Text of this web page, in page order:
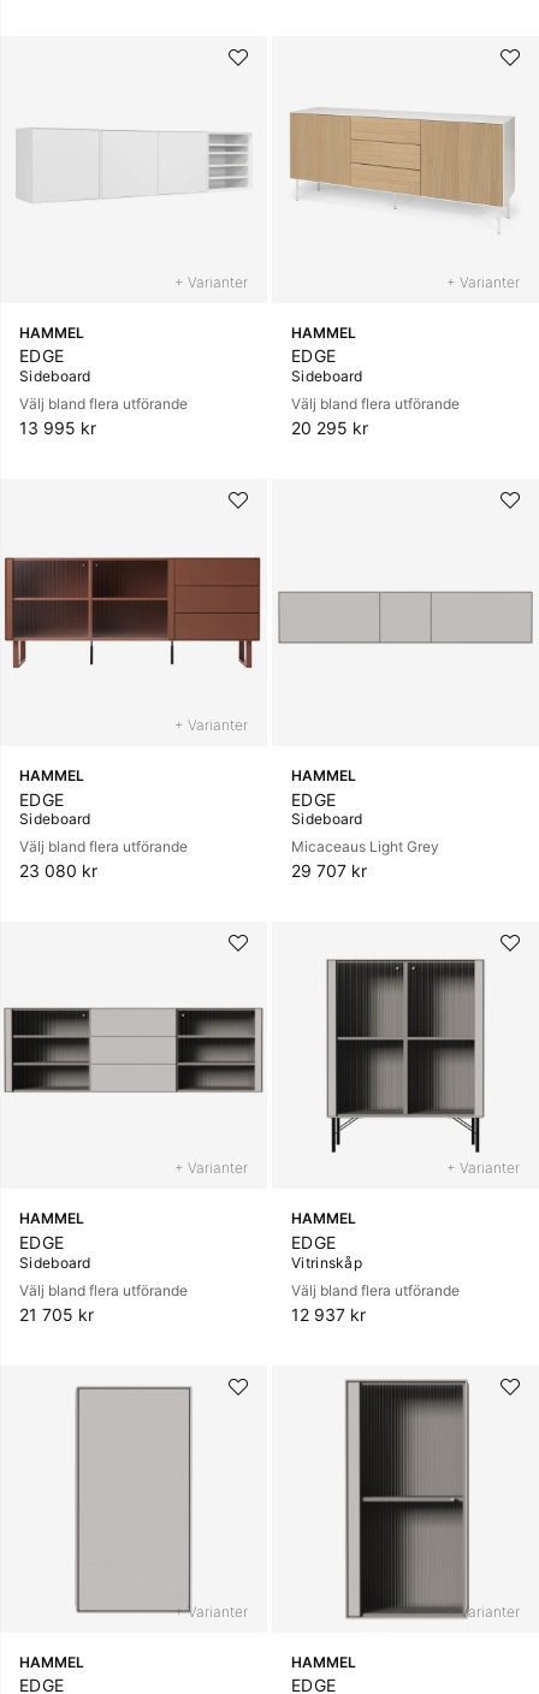
+ Varianter
HAMMEL
EDGE
Sideboard
Välj bland flera utförande
13 995 kr
+ Varianter
HAMMEL
EDGE
Sideboard
Välj bland flera utförande
20 295 kr
+ Varianter
HAMMEL
EDGE
Sideboard
Välj bland flera utförande
23 080 kr
HAMMEL
EDGE
Sideboard
Micaceaus Light Grey
29 707 kr
+ Varianter
HAMMEL
EDGE
Sideboard
Välj bland flera utförande
21 705 kr
+ Varianter
HAMMEL
EDGE
Vitrinskåp
Välj bland flera utförande
12 937 kr
+ Varianter
HAMMEL
EDGE
+ Varianter
HAMMEL
EDGE